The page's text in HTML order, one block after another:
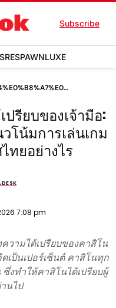
Subscribe
RESPAWNLUXE
รียบของเจ้ามือ:
โน้มการเล่นเกม
ทยอย่างไร
DESK
7:08 pm
วามได้เปรียบของคาสิโน
เป็นเปอร์เซ็นต์ คาสิโนทุก
งทำให้คาสิโนได้เปรียบผู้
นไป